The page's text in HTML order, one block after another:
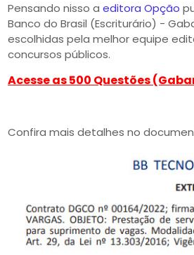
Pensando nisso a editora Opção
Banco do Brasil (Escriturário) -
escolhidas pela melhor equipe
concursos públicos.
Acesse as 500 Questões
Confira mais detalhes no